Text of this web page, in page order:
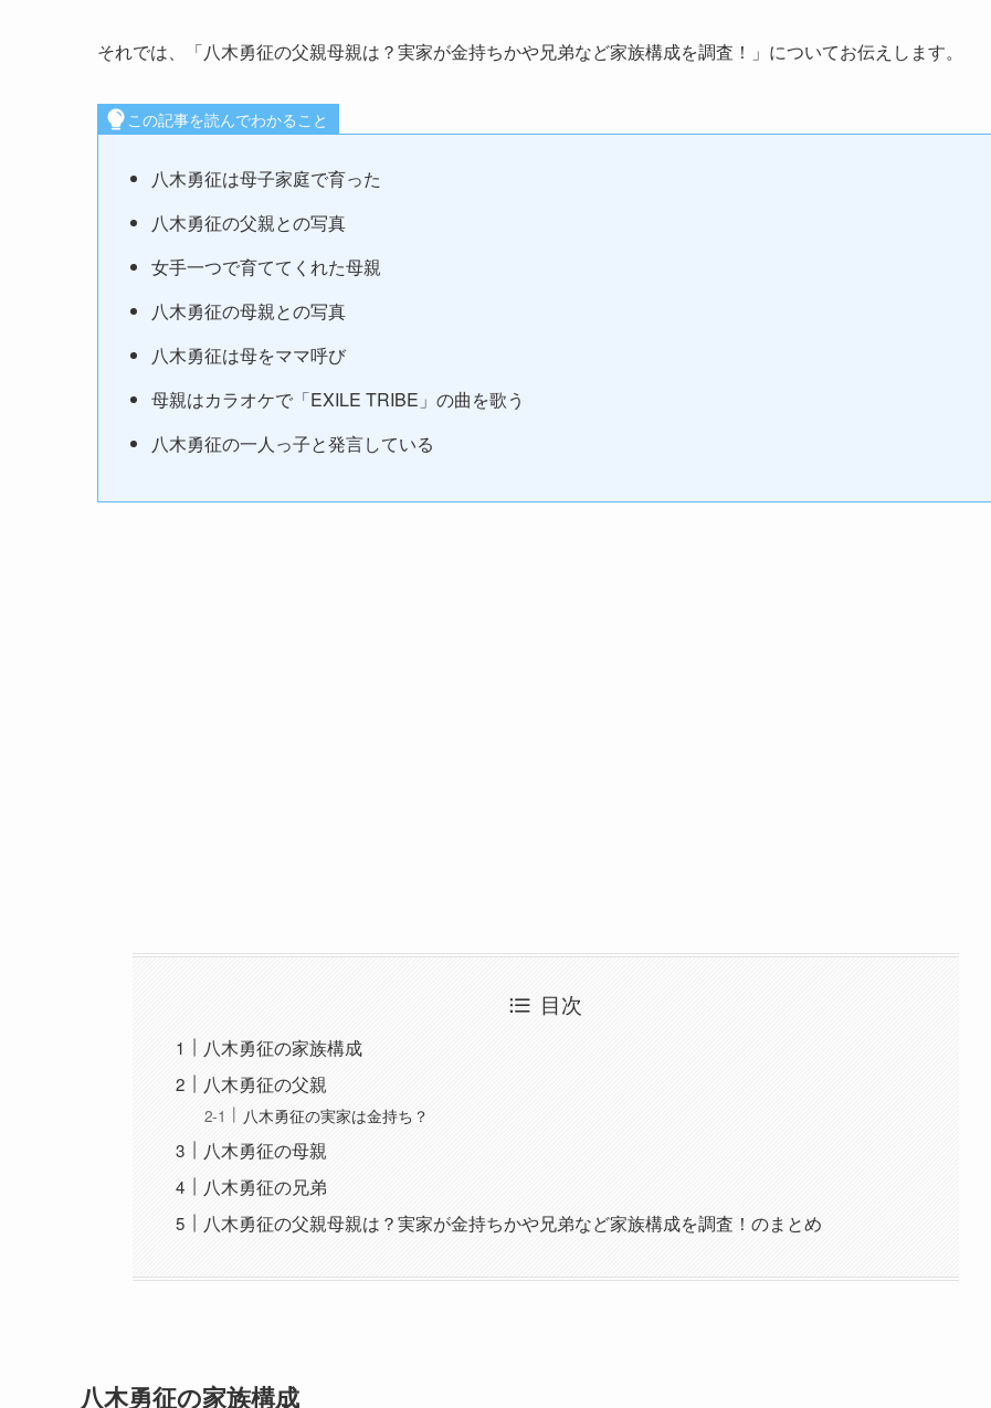
それでは、「八木勇征の父親母親は？実家が金持ちかや兄弟など家族構成を調査！」についてお伝えします。
この記事を読んでわかること
八木勇征は母子家庭で育った
八木勇征の父親との写真
女手一つで育ててくれた母親
八木勇征の母親との写真
八木勇征は母をママ呼び
母親はカラオケで「EXILE TRIBE」の曲を歌う
八木勇征の一人っ子と発言している
目次
八木勇征の家族構成
八木勇征の父親
八木勇征の実家は金持ち？
八木勇征の母親
八木勇征の兄弟
八木勇征の父親母親は？実家が金持ちかや兄弟など家族構成を調査！のまとめ
八木勇征の家族構成